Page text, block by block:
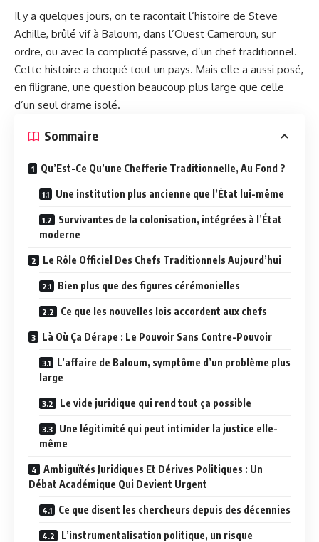
Il y a quelques jours, on te racontait l’histoire de Steve
Achille, brûlé vif à Baloum, dans l’Ouest Cameroun, sur
ordre, ou avec la complicité passive, d’un chef traditionnel.
Cette histoire a choqué tout un pays. Mais elle a aussi posé,
en filigrane, une question beaucoup plus large que celle
d’un seul drame isolé.
Sommaire
Qu’Est-Ce Qu’une Chefferie Traditionnelle, Au Fond ?
Une institution plus ancienne que l’État lui-même
Survivantes de la colonisation, intégrées à l’État
moderne
Le Rôle Officiel Des Chefs Traditionnels Aujourd’hui
Bien plus que des figures cérémonielles
Ce que les nouvelles lois accordent aux chefs
Là Où Ça Dérape : Le Pouvoir Sans Contre-Pouvoir
L’affaire de Baloum, symptôme d’un problème plus
large
Le vide juridique qui rend tout ça possible
Une légitimité qui peut intimider la justice elle-
même
Ambiguïtés Juridiques Et Dérives Politiques : Un
Débat Académique Qui Devient Urgent
Ce que disent les chercheurs depuis des décennies
L’instrumentalisation politique, un risque